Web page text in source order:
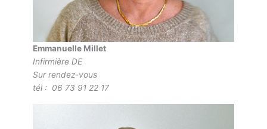
Emmanuelle Millet
Infirmière DE
Sur rendez-vous
tél : 06 73 91 22 17